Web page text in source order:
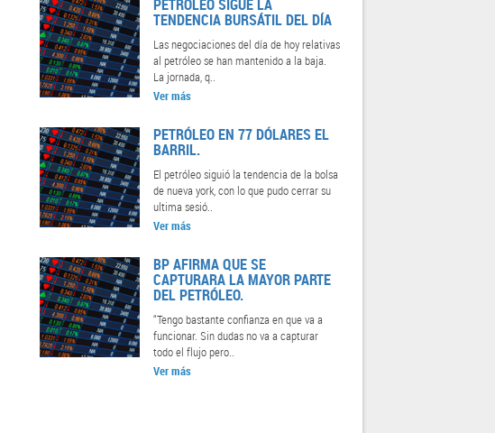
PETRÓLEO SIGUE LA
TENDENCIA BURSÁTIL DEL DÍA
Las negociaciones del día de hoy relativas
al petróleo se han mantenido a la baja.
La jornada, q..
Ver más
PETRÓLEO EN 77 DÓLARES EL
BARRIL.
El petróleo siguió la tendencia de la bolsa
de nueva york, con lo que pudo cerrar su
ultima sesió..
Ver más
BP AFIRMA QUE SE
CAPTURARA LA MAYOR PARTE
DEL PETRÓLEO.
“Tengo bastante confianza en que va a
funcionar. Sin dudas no va a capturar
todo el flujo pero..
Ver más